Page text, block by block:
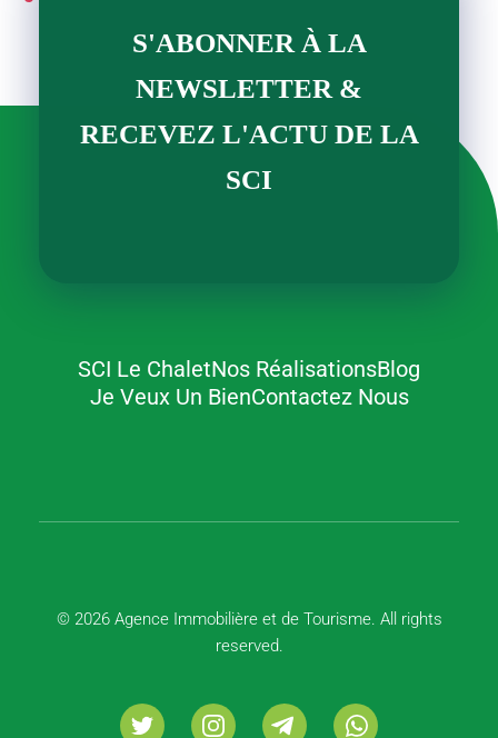
S'ABONNER À LA
NEWSLETTER &
RECEVEZ L'ACTU DE LA
SCI
Agence Immobilière et de Tourisme
SCI Le ChaletNos RéalisationsBlog
Je Veux Un BienContactez Nous
© 2026 Agence Immobilière et de Tourisme. All rights
reserved.